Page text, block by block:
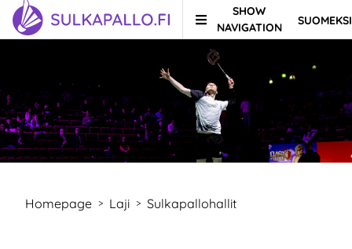
Skip to content
TO HOMEPAGE
SHOW
NAVIGATION
SUOMEKSI
Homepage > Laji > Sulkapallohallit